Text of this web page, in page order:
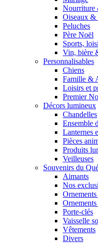
Nourriture
Oiseaux &
Peluches
Père Noël
Sports,
Vin, bière
Personnalisables
Chiens
Famille &
Loisirs et
Premier
Décors lumineux
Chandelles
Ensemble
Lanternes
Pièces
Produits
Veilleuses
Souvenirs du
Aimants
Nos
Porte-clés
Vaisselle
Vêtements
Divers